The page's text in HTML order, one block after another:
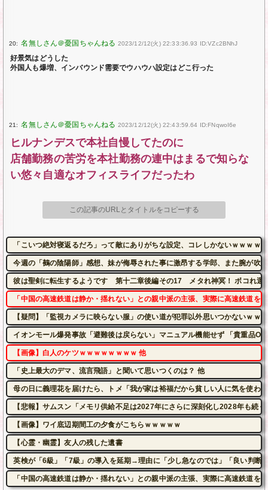
20: 2023/12/12(火) 22:33:36.93 ID:VZc2BNhJ
好景気はどうした
外国人も爆増、インバウンド需要でウハウハ設定はどこ行った
21: 2023/12/12(火) 22:43:59.64 ID:FNqwoI6e
ヒルナンデスで本社自慢してたのに
店舗勤務の苦労を本社勤務の連中はまるで知らな
い悠々自適なオフィスライフだったわ
この記事のURLとタイトルをコピーする
「こいつ絶対寝返るだろ」って敵にありがちな設定、コレしかないｗｗｗｗ
今週の「鵺の陰陽師」感想、妹が侮辱された事に激昂する学郎、また腕が吹
彼は聖剣に転生するようです 第十二章後編その17 メタれ神冥！ ボコれ運
「中国の高速鉄道は静か・揺れない」との親中派の主張、実際に高速鉄道
【疑問】「監視カメラに映らない服」の使い道が犯罪以外思いつかないｗｗ
イオンモール爆発事故「避難後は戻らない」マニュアル機能せず 「貴重品
【画像】白人のケツｗｗｗｗｗｗｗｗ 他
「史上最大のデマ、流言飛語」と聞いて思いつくのは？ 他
母の日に義理花を届けたら、トメ「我が家は裕福だから貧しい人に気を使
【悲報】サムスン「メモリ供給不足は2027年にさらに深刻化し2028年も続く
【画像】ワイ底辺期間工の夕食がこちらｗｗｗｗｗ
【心霊・幽霊】友人の残した遺書
英検が「6級」「7級」の導入を延期→理由に「少し急なのでは」「良い判断
「中国の高速鉄道は静か・揺れない」との親中派の主張、実際に高速鉄道